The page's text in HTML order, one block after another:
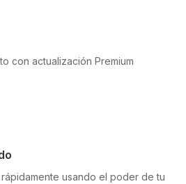
con actualización Premium
usando el poder de tu